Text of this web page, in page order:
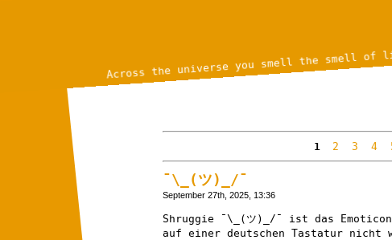
Across the universe you smell the smell of
1 2 3 4
¯\_(ツ)_/¯
September 27th, 2025, 13:36
Shruggie ¯\_(ツ)_/¯ ist das
auf einer deutschen Tastatur